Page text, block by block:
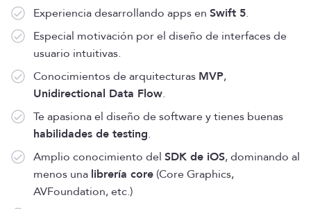
Experiencia desarrollando apps en Swift 5.
Especial motivación por el diseño de interfaces de
usuario intuitivas.
Conocimientos de arquitecturas MVP,
Unidirectional Data Flow.
Te apasiona el diseño de software y tienes buenas
habilidades de testing.
Amplio conocimiento del SDK de iOS, dominando al
menos una librería core (Core Graphics,
AVFoundation, etc.)